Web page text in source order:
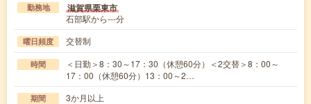
勤務地 滋賀県栗東市
石部駅から---分
曜日頻度 交替制
時間
＜日勤＞8：30～17：30（休憩60分）＜2交替＞8：00～
17：00（休憩60分）13：00～2…
期間 3か月以上